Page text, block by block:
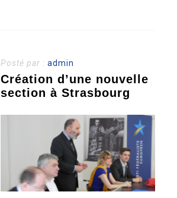
Posté par :admin
Création d’une nouvelle
section à Strasbourg